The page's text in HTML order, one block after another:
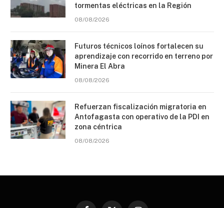
tormentas eléctricas en la Región
08/08/2026
Futuros técnicos loínos fortalecen su
aprendizaje con recorrido en terreno por
Minera El Abra
08/08/2026
Refuerzan fiscalización migratoria en
Antofagasta con operativo de la PDI en
zona céntrica
08/08/2026